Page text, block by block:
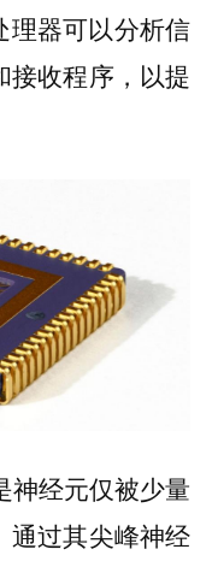
理器可以分析信
接收程序，以提
神经元仅被少量
通过其尖峰神经